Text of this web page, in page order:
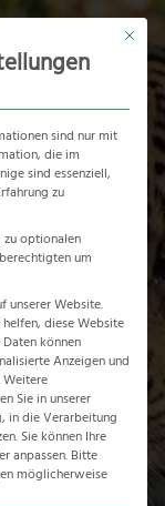
Mit
sind nur mit
die im
sind essenziell,
zu
zu optionalen
um
unserer Website.
diese Website
können
Anzeigen und
Weitere
Sie in unserer
in die Verarbeitung
Sie können Ihre
anpassen.Bitte
möglicherweise